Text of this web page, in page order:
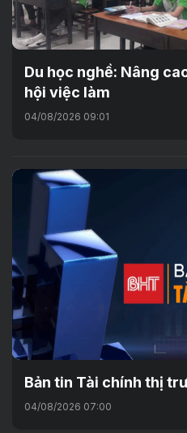
Du học nghề: Nâng
hội việc làm
04/08/2026 09:01
Bản tin Tài chính thị
04/08/2026 07:00